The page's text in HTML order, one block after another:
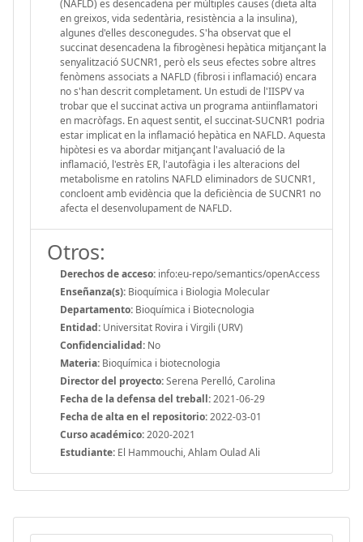
(NAFLD) es desencadena per múltiples causes (dieta alta
en greixos, vida sedentària, resistència a la insulina),
algunes d'elles desconegudes. S'ha observat que el
succinat desencadena la fibrogènesi hepàtica mitjançant la
senyalització SUCNR1, però els seus efectes sobre altres
fenòmens associats a NAFLD (fibrosi i inflamació) encara
no s'han descrit completament. Un estudi de l'IISPV va
trobar que el succinat activa un programa antiinflamatori
en macròfags. En aquest sentit, el succinat-SUCNR1 podria
estar implicat en la inflamació hepàtica en NAFLD. Aquesta
hipòtesi es va abordar mitjançant l'avaluació de la
inflamació, l'estrès ER, l'autofàgia i les alteracions del
metabolisme en ratolins NAFLD eliminadors de SUCNR1,
concloent amb evidència que la deficiència de SUCNR1 no
afecta el desenvolupament de NAFLD.
Otros:
Derechos de acceso: info:eu-repo/semantics/openAccess
Enseñanza(s): Bioquímica i Biologia Molecular
Departamento: Bioquímica i Biotecnologia
Entidad: Universitat Rovira i Virgili (URV)
Confidencialidad: No
Materia: Bioquímica i biotecnologia
Director del proyecto:Serena Perelló, Carolina
Fecha de la defensa del treball:2021-06-29
Fecha de alta en el repositorio:2022-03-01
Curso académico:2020-2021
Estudiante: El Hammouchi, Ahlam Oulad Ali